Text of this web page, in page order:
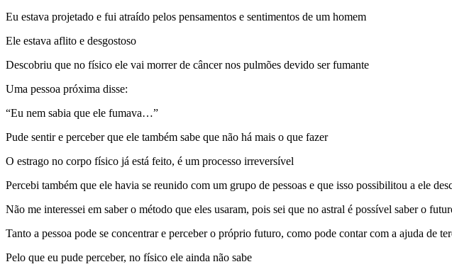
Eu estava projetado e fui atraído pelos pensamentos e sentimentos de um homem
Ele estava aflito e desgostoso
Descobriu que no físico ele vai morrer de câncer nos pulmões devido ser fumante
Uma pessoa próxima disse:
“Eu nem sabia que ele fumava…”
Pude sentir e perceber que ele também sabe que não há mais o que fazer
O estrago no corpo físico já está feito, é um processo irreversível
Percebi também que ele havia se reunido com um grupo de pessoas e que isso possibilitou a ele
Não me interessei em saber o método que eles usaram, pois sei que no astral é possível saber o
Tanto a pessoa pode se concentrar e perceber o próprio futuro, como pode contar com a ajuda de
Pelo que eu pude perceber, no físico ele ainda não sabe